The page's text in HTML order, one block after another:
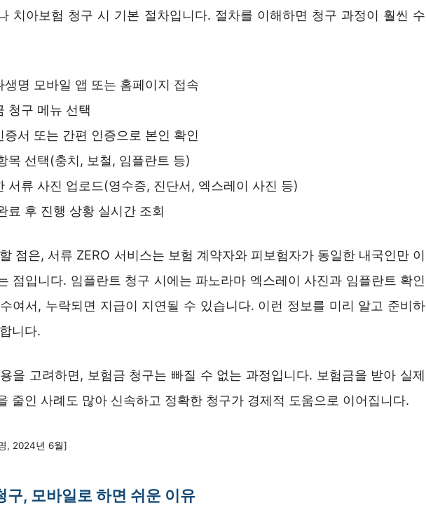
치아보험 청구 시 기본 절차입니다. 절차를 이해하면 청구 과정이 훨씬 수
생명 모바일 앱 또는 홈페이지 접속
청구 메뉴 선택
증서 또는 간편 인증으로 본인 확인
목 선택(충치, 보철, 임플란트 등)
서류 사진 업로드(영수증, 진단서, 엑스레이 사진 등)
료 후 진행 상황 실시간 조회
점은, 서류 ZERO 서비스는 보험 계약자와 피보험자가 동일한 내국인만 이
점입니다. 임플란트 청구 시에는 파노라마 엑스레이 사진과 임플란트 확인
여서, 누락되면 지급이 지연될 수 있습니다. 이런 정보를 미리 알고 준비하
니다.
을 고려하면, 보험금 청구는 빠질 수 없는 과정입니다. 보험금을 받아 실제
줄인 사례도 많아 신속하고 정확한 청구가 경제적 도움으로 이어집니다.
, 2024년 6월]
구, 모바일로 하면 쉬운 이유